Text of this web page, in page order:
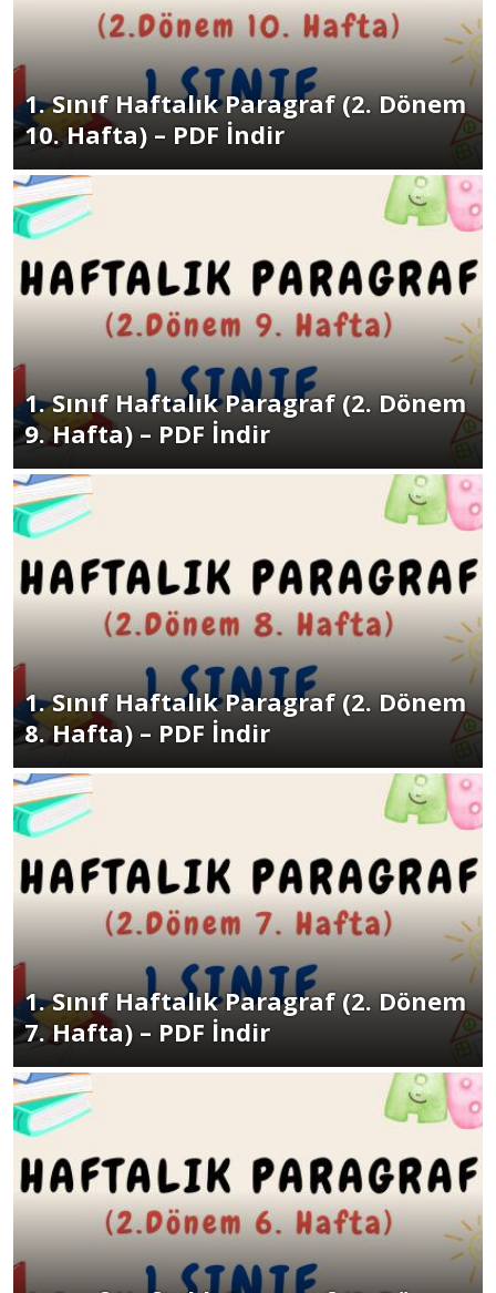
1. Sınıf Haftalık Paragraf (2. Dönem
10. Hafta) – PDF İndir
1. Sınıf Haftalık Paragraf (2. Dönem
9. Hafta) – PDF İndir
1. Sınıf Haftalık Paragraf (2. Dönem
8. Hafta) – PDF İndir
1. Sınıf Haftalık Paragraf (2. Dönem
7. Hafta) – PDF İndir